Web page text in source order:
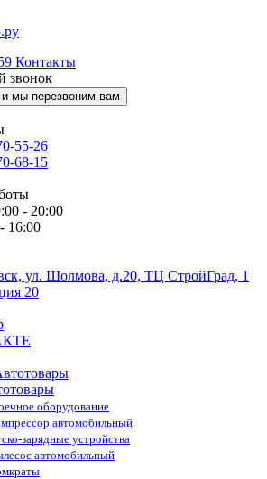
Контакты
звонок
мы перезвоним вам
55-26
68-15
- 20:00
16:00
ул. Шолмова, д.20, ТЦ СтройГрад, 1
20
оборудование
автомобильный
зарядные устройства
автомобильный